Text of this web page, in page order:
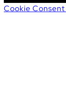
Cookie